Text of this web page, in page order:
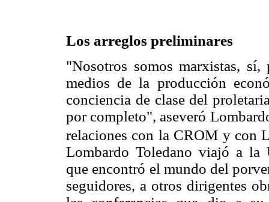
Los arreglos preliminares
"Nosotros somos marxistas,
medios de la producción
conciencia de clase del
por completo", aseveró
relaciones con la CROM y con
Lombardo Toledano viajó a la
que encontró el mundo del
seguidores, a otros dirigentes